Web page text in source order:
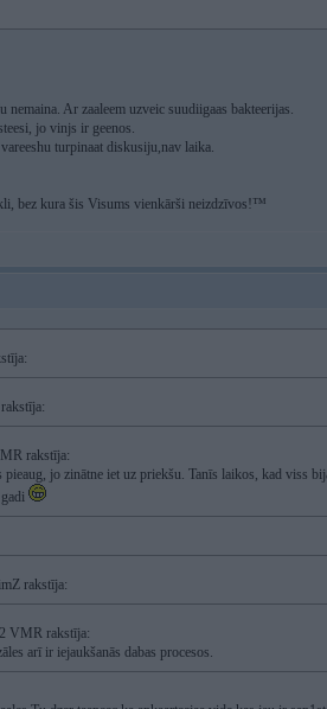
nemaina. Ar zaaleem uzveic suudiigaas bakteerijas.
jo vinjs ir geenos.
turpinaat diskusiju,nav laika.
bez kura šis Visums vienkārši neizdzīvos!™
rakstīja:
jo zinātne iet uz priekšu. Tanīs laikos, kad viss
rakstīja:
VMR rakstīja:
arī ir iejaukšanās dabas procesos.